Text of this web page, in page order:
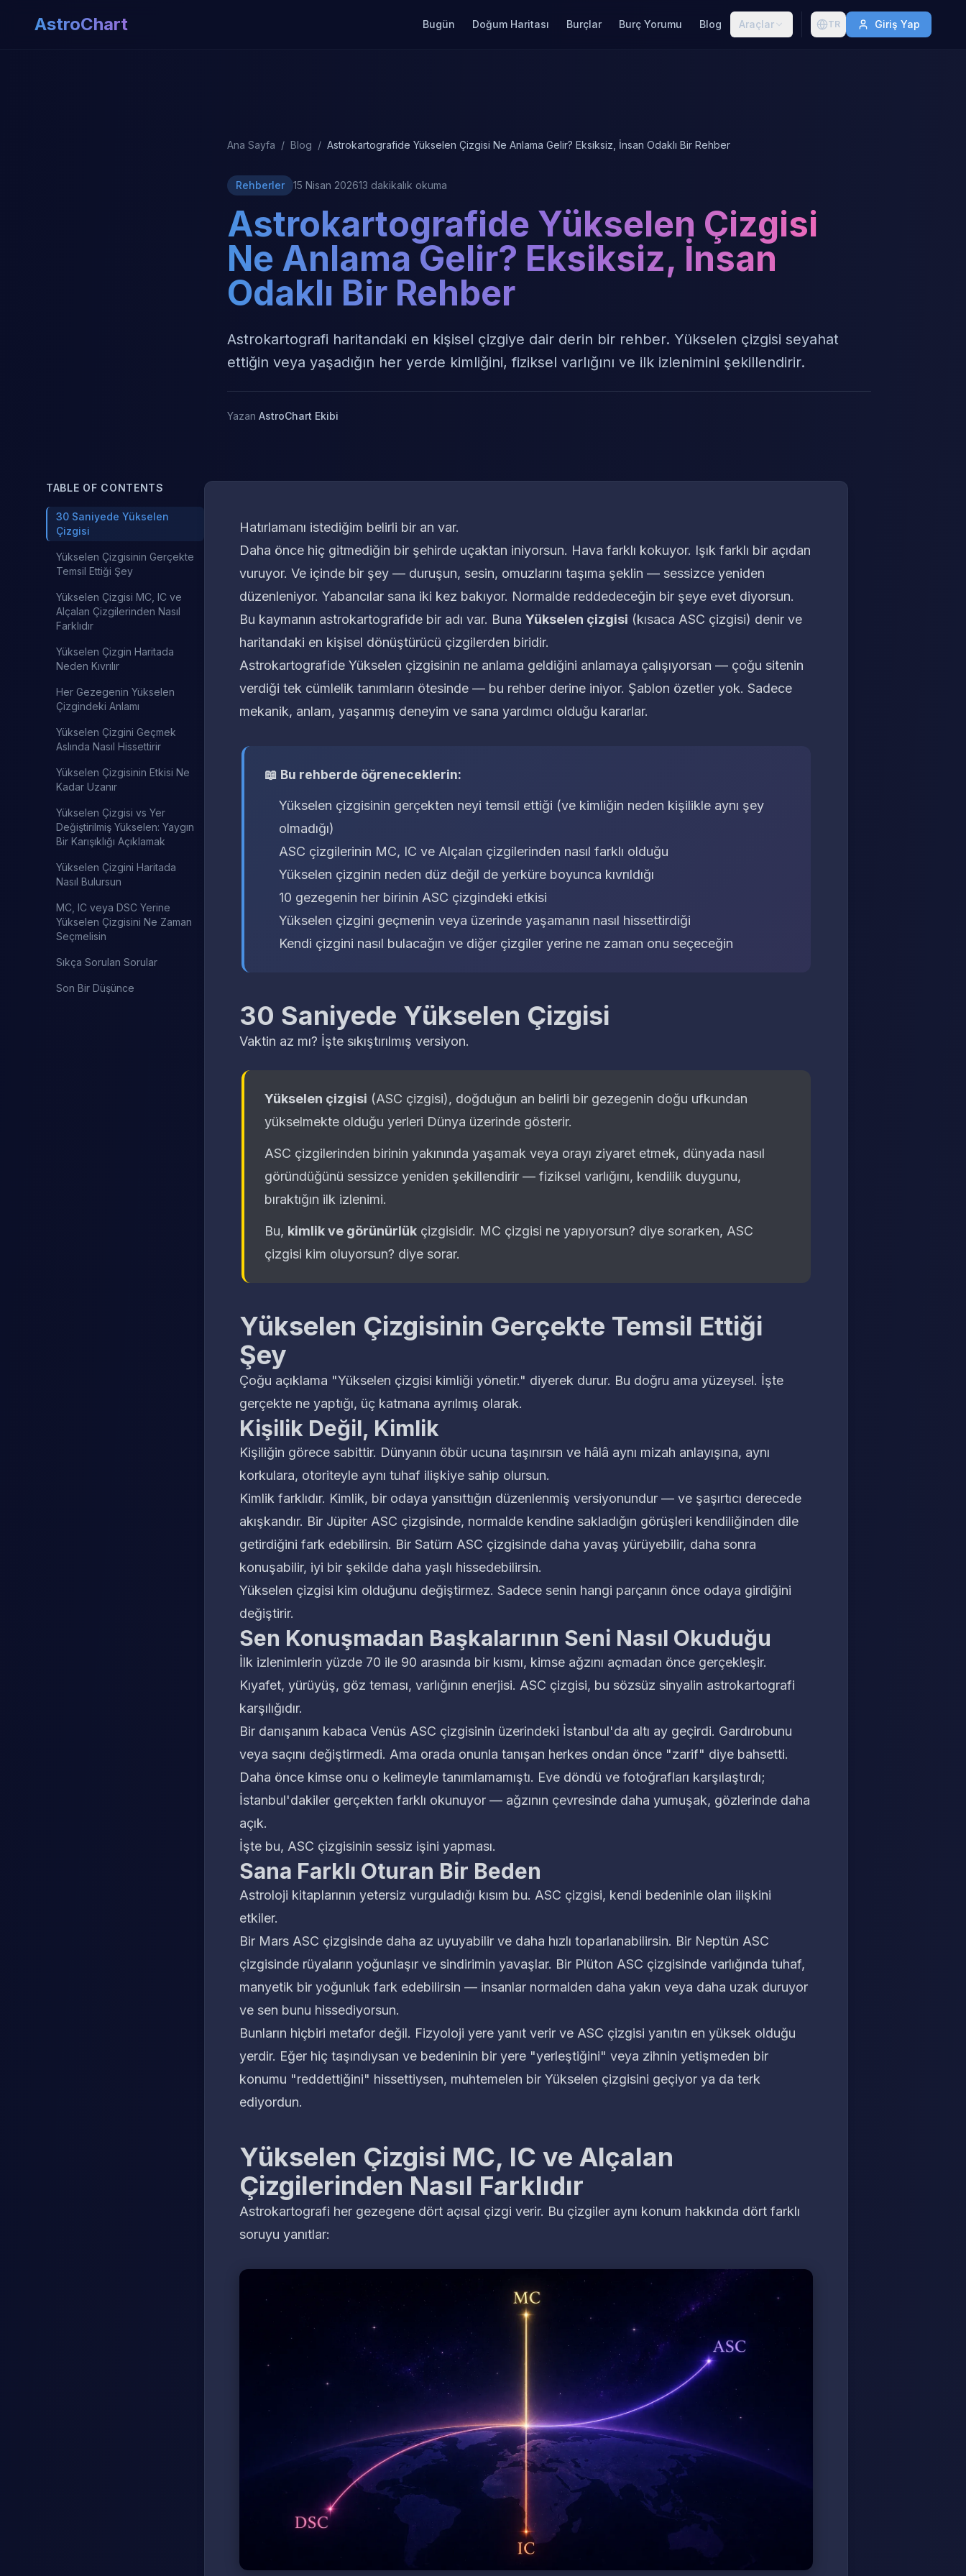
AstroChart Bugün Doğum Haritası Burçlar Burç Yorumu Blog Araçlar TR Giriş Yap
Ana Sayfa / Blog / Astrokartografide Yükselen Çizgisi Ne Anlama Gelir? Eksiksiz, İnsan Odaklı Bir Rehber
Rehberler 15 Nisan 202613 dakikalık okuma
Astrokartografide Yükselen Çizgisi
Ne Anlama Gelir? Eksiksiz, İnsan
Odaklı Bir Rehber
Astrokartografi haritandaki en kişisel çizgiye dair derin bir rehber. Yükselen çizgisi seyahat
ettiğin veya yaşadığın her yerde kimliğini, fiziksel varlığını ve ilk izlenimini şekillendirir.
Yazan AstroChart Ekibi
TABLE OF CONTENTS
30 Saniyede Yükselen
Çizgisi
Yükselen Çizgisinin Gerçekte
Temsil Ettiği Şey
Yükselen Çizgisi MC, IC ve
Alçalan Çizgilerinden Nasıl
Farklıdır
Yükselen Çizgin Haritada
Neden Kıvrılır
Her Gezegenin Yükselen
Çizgindeki Anlamı
Yükselen Çizgini Geçmek
Aslında Nasıl Hissettirir
Yükselen Çizgisinin Etkisi Ne
Kadar Uzanır
Yükselen Çizgisi vs Yer
Değiştirilmiş Yükselen: Yaygın
Bir Karışıklığı Açıklamak
Yükselen Çizgini Haritada
Nasıl Bulursun
MC, IC veya DSC Yerine
Yükselen Çizgisini Ne Zaman
Seçmelisin
Sıkça Sorulan Sorular
Son Bir Düşünce
Hatırlamanı istediğim belirli bir an var.
Daha önce hiç gitmediğin bir şehirde uçaktan iniyorsun. Hava farklı kokuyor. Işık farklı bir açıdan
vuruyor. Ve içinde bir şey — duruşun, sesin, omuzlarını taşıma şeklin — sessizce yeniden
düzenleniyor. Yabancılar sana iki kez bakıyor. Normalde reddedeceğin bir şeye evet diyorsun.
Bu kaymanın astrokartografide bir adı var. Buna Yükselen çizgisi (kısaca ASC çizgisi) denir ve
haritandaki en kişisel dönüştürücü çizgilerden biridir.
Astrokartografide Yükselen çizgisinin ne anlama geldiğini anlamaya çalışıyorsan — çoğu sitenin
verdiği tek cümlelik tanımların ötesinde — bu rehber derine iniyor. Şablon özetler yok. Sadece
mekanik, anlam, yaşanmış deneyim ve sana yardımcı olduğu kararlar.
📖 Bu rehberde öğreneceklerin:
Yükselen çizgisinin gerçekten neyi temsil ettiği (ve kimliğin neden kişilikle aynı şey
olmadığı)
ASC çizgilerinin MC, IC ve Alçalan çizgilerinden nasıl farklı olduğu
Yükselen çizginin neden düz değil de yerküre boyunca kıvrıldığı
10 gezegenin her birinin ASC çizgindeki etkisi
Yükselen çizgini geçmenin veya üzerinde yaşamanın nasıl hissettirdiği
Kendi çizgini nasıl bulacağın ve diğer çizgiler yerine ne zaman onu seçeceğin
30 Saniyede Yükselen Çizgisi
Vaktin az mı? İşte sıkıştırılmış versiyon.
Yükselen çizgisi (ASC çizgisi), doğduğun an belirli bir gezegenin doğu ufkundan
yükselmekte olduğu yerleri Dünya üzerinde gösterir.
ASC çizgilerinden birinin yakınında yaşamak veya orayı ziyaret etmek, dünyada nasıl
göründüğünü sessizce yeniden şekillendirir — fiziksel varlığını, kendilik duygunu,
bıraktığın ilk izlenimi.
Bu, kimlik ve görünürlük çizgisidir. MC çizgisi ne yapıyorsun? diye sorarken, ASC
çizgisi kim oluyorsun? diye sorar.
Yükselen Çizgisinin Gerçekte Temsil Ettiği
Şey
Çoğu açıklama "Yükselen çizgisi kimliği yönetir." diyerek durur. Bu doğru ama yüzeysel. İşte
gerçekte ne yaptığı, üç katmana ayrılmış olarak.
Kişilik Değil, Kimlik
Kişiliğin görece sabittir. Dünyanın öbür ucuna taşınırsın ve hâlâ aynı mizah anlayışına, aynı
korkulara, otoriteyle aynı tuhaf ilişkiye sahip olursun.
Kimlik farklıdır. Kimlik, bir odaya yansıttığın düzenlenmiş versiyonundur — ve şaşırtıcı derecede
akışkandır. Bir Jüpiter ASC çizgisinde, normalde kendine sakladığın görüşleri kendiliğinden dile
getirdiğini fark edebilirsin. Bir Satürn ASC çizgisinde daha yavaş yürüyebilir, daha sonra
konuşabilir, iyi bir şekilde daha yaşlı hissedebilirsin.
Yükselen çizgisi kim olduğunu değiştirmez. Sadece senin hangi parçanın önce odaya girdiğini
değiştirir.
Sen Konuşmadan Başkalarının Seni Nasıl Okuduğu
İlk izlenimlerin yüzde 70 ile 90 arasında bir kısmı, kimse ağzını açmadan önce gerçekleşir.
Kıyafet, yürüyüş, göz teması, varlığının enerjisi. ASC çizgisi, bu sözsüz sinyalin astrokartografi
karşılığıdır.
Bir danışanım kabaca Venüs ASC çizgisinin üzerindeki İstanbul'da altı ay geçirdi. Gardırobunu
veya saçını değiştirmedi. Ama orada onunla tanışan herkes ondan önce "zarif" diye bahsetti.
Daha önce kimse onu o kelimeyle tanımlamamıştı. Eve döndü ve fotoğrafları karşılaştırdı;
İstanbul'dakiler gerçekten farklı okunuyor — ağzının çevresinde daha yumuşak, gözlerinde daha
açık.
İşte bu, ASC çizgisinin sessiz işini yapması.
Sana Farklı Oturan Bir Beden
Astroloji kitaplarının yetersiz vurguladığı kısım bu. ASC çizgisi, kendi bedeninle olan ilişkini
etkiler.
Bir Mars ASC çizgisinde daha az uyuyabilir ve daha hızlı toparlanabilirsin. Bir Neptün ASC
çizgisinde rüyaların yoğunlaşır ve sindirimin yavaşlar. Bir Plüton ASC çizgisinde varlığında tuhaf,
manyetik bir yoğunluk fark edebilirsin — insanlar normalden daha yakın veya daha uzak duruyor
ve sen bunu hissediyorsun.
Bunların hiçbiri metafor değil. Fizyoloji yere yanıt verir ve ASC çizgisi yanıtın en yüksek olduğu
yerdir. Eğer hiç taşındıysan ve bedeninin bir yere "yerleştiğini" veya zihnin yetişmeden bir
konumu "reddettiğini" hissettiysen, muhtemelen bir Yükselen çizgisini geçiyor ya da terk
ediyordun.
Yükselen Çizgisi MC, IC ve Alçalan
Çizgilerinden Nasıl Farklıdır
Astrokartografi her gezegene dört açısal çizgi verir. Bu çizgiler aynı konum hakkında dört farklı
soruyu yanıtlar: